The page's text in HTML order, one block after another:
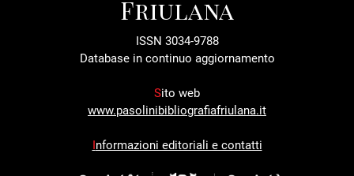
Friulana
ISSN 3034-9788
Database in continuo aggiornamento
Sito web
www.pasolinibibliografiafriulana.it
Informazioni editoriali e contatti